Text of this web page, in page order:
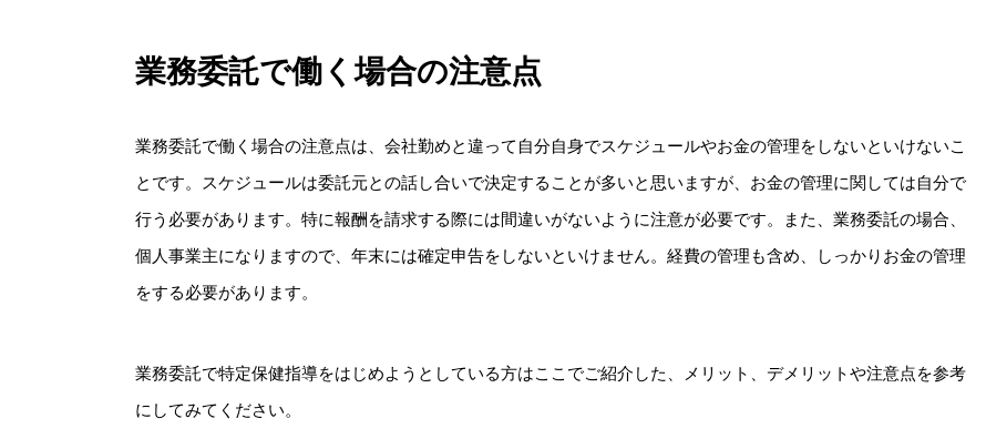
業務委託で働く場合の注意点
業務委託で働く場合の注意点は、会社勤めと違って自分自身でスケジュールやお金の管理をしないといけないこ
とです。スケジュールは委託元との話し合いで決定することが多いと思いますが、お金の管理に関しては自分で
行う必要があります。特に報酬を請求する際には間違いがないように注意が必要です。また、業務委託の場合、
個人事業主になりますので、年末には確定申告をしないといけません。経費の管理も含め、しっかりお金の管理
をする必要があります。
業務委託で特定保健指導をはじめようとしている方はここでご紹介した、メリット、デメリットや注意点を参考
にしてみてください。